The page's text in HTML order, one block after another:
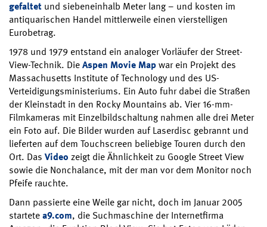
gefaltet und siebeneinhalb Meter lang – und kosten im
antiquarischen Handel mittlerweile einen vierstelligen
Eurobetrag.
1978 und 1979 entstand ein analoger Vorläufer der Street-
View-Technik. DieAspen Movie Mapwar ein Projekt des
Massachusetts Institute of Technology und des US-
Verteidigungsministeriums. Ein Auto fuhr dabei die Straßen
der Kleinstadt in den Rocky Mountains ab. Vier 16-mm-
Filmkameras mit Einzelbildschaltung nahmen alle drei Meter
ein Foto auf. Die Bilder wurden auf Laserdisc gebrannt und
lieferten auf dem Touchscreen beliebige Touren durch den
Ort. Das Video zeigt die Ähnlichkeit zu Google Street View
sowie die Nonchalance, mit der man vor dem Monitor noch
Pfeife rauchte.
Dann passierte eine Weile gar nicht, doch im Januar 2005
startetea9.com, die Suchmaschine der Internetfirma